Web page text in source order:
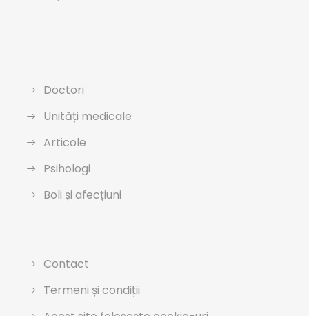
Doctori
Unități medicale
Articole
Psihologi
Boli și afecțiuni
Contact
Termeni și condiții